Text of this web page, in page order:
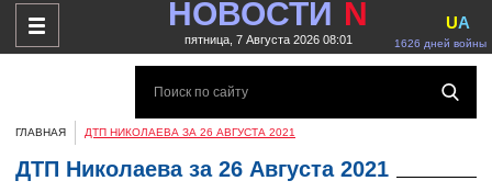
НОВОСТИ N
пятница, 7 Августа 2026 08:01 1626 дней войны
UA
ГЛАВНАЯ ДТП НИКОЛАЕВА ЗА 26 АВГУСТА 2021
ДТП Николаева за 26 Августа 2021